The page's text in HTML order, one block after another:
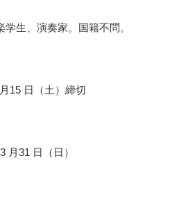
生、演奏家。国籍不問。
15 日（土）締切
月31 日（日）